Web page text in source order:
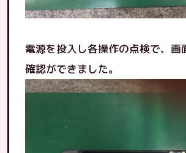
電源を投入し各操作の点検で、画
確認ができました。